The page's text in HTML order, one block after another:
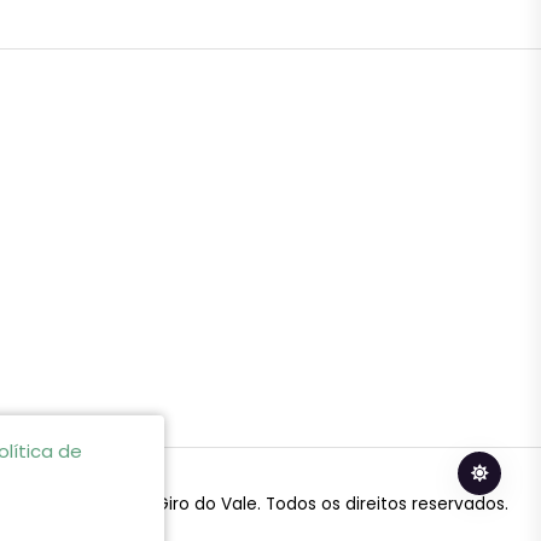
© 2024 Giro do Vale. Todos os direitos reservados.
de